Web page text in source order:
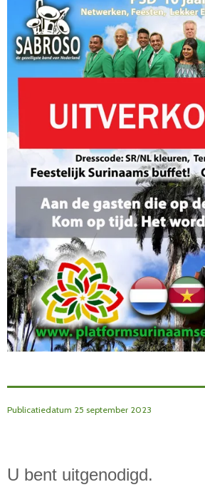
Publicatiedatum 25 september 2023
U bent uitgenodigd.